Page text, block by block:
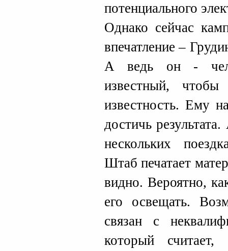
потенциального
Однако сейчас
впечатление –
А ведь он -
известный, чтобы
известность. Ему
достичь
нескольких
Штаб печатает
видно. Вероятно,
его освещать.
связан с
который